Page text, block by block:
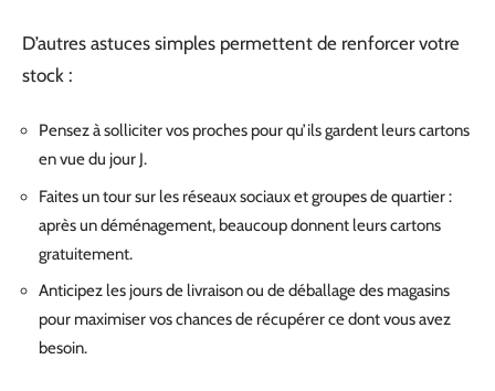
D’autres astuces simples permettent de renforcer votre
stock :
Pensez à solliciter vos proches pour qu’ils gardent leurs cartons
en vue du jour J.
Faites un tour sur les réseaux sociaux et groupes de quartier :
après un déménagement, beaucoup donnent leurs cartons
gratuitement.
Anticipez les jours de livraison ou de déballage des magasins
pour maximiser vos chances de récupérer ce dont vous avez
besoin.